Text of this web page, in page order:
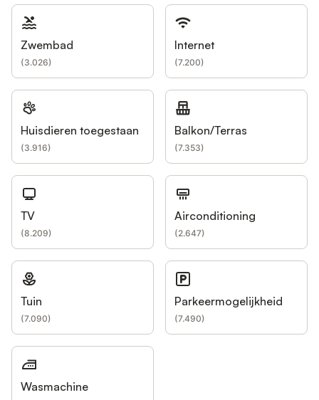
Zwembad
(3.026)
Internet
(7.200)
Huisdieren toegestaan
(3.916)
Balkon/Terras
(7.353)
TV
(8.209)
Airconditioning
(2.647)
Tuin
(7.090)
Parkeermogelijkheid
(7.490)
Wasmachine